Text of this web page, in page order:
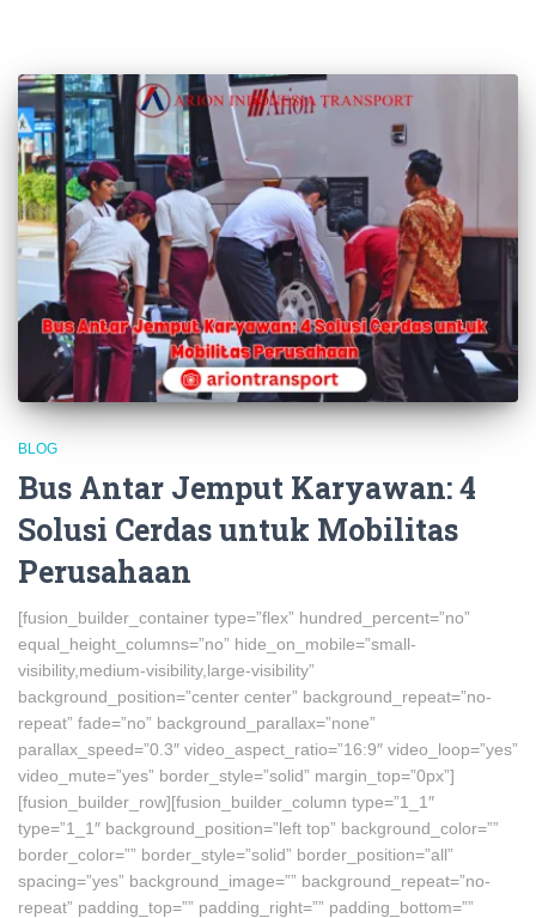
BLOG
Bus Antar Jemput Karyawan: 4
Solusi Cerdas untuk Mobilitas
Perusahaan
[fusion_builder_container type=”flex” hundred_percent=”no”
equal_height_columns=”no” hide_on_mobile=”small-
visibility,medium-visibility,large-visibility”
background_position=”center center” background_repeat=”no-
repeat” fade=”no” background_parallax=”none”
parallax_speed=”0.3″ video_aspect_ratio=”16:9″ video_loop=”yes”
video_mute=”yes” border_style=”solid” margin_top=”0px”]
[fusion_builder_row][fusion_builder_column type=”1_1″
type=”1_1″ background_position=”left top” background_color=””
border_color=”” border_style=”solid” border_position=”all”
spacing=”yes” background_image=”” background_repeat=”no-
repeat” padding_top=”” padding_right=”” padding_bottom=””